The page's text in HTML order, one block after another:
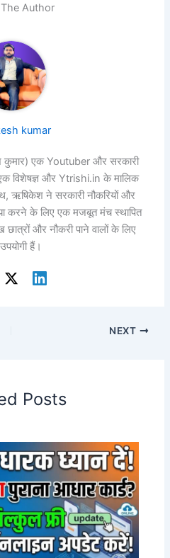
Author
kumar
एक Youtuber और सरकारी
विशेषज्ञ और Ytrishi.in के मालिक
ऋषिकेश ने सरकारी नौकरियों और
करने के लिए एक मजबूत मंच स्थापित
और नौकरी पाने वालों के लिए
हैं।
NEXT
Posts